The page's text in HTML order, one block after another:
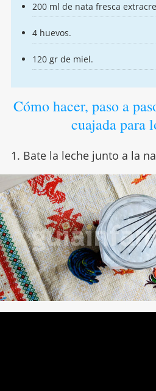
200 ml de nata fresca
4 huevos.
120 gr de miel.
Cómo hacer, paso a
cuajada para
1. Bate la leche junto a la